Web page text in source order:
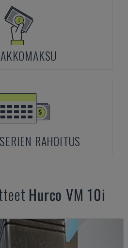
RAHOITUS
Hurco VM 10i